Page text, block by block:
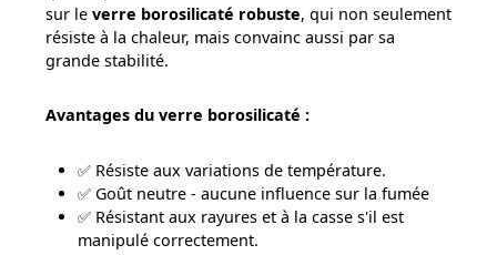
sur le verre borosilicaté robuste, qui non seulement
résiste à la chaleur, mais convainc aussi par sa
grande stabilité.
Avantages du verre borosilicaté :
✅ Résiste aux variations de température.
✅ Goût neutre - aucune influence sur la fumée
✅ Résistant aux rayures et à la casse s'il est
manipulé correctement.